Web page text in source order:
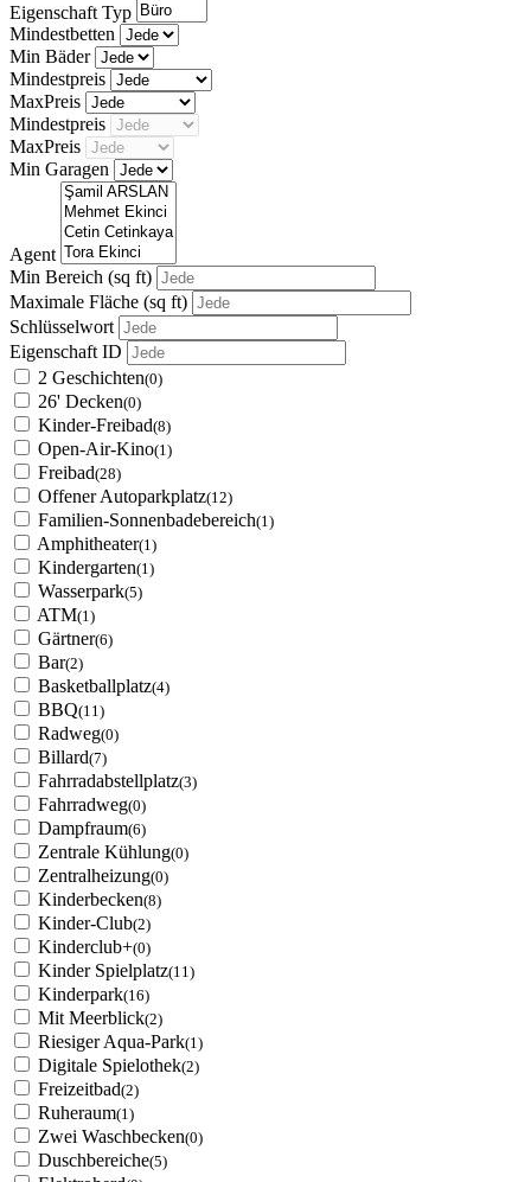
Eigenschaft Typ
Mindestbetten
Min Bäder
Mindestpreis
MaxPreis
Mindestpreis
MaxPreis
Min Garagen
Agent
Min Bereich (sq ft)
Maximale Fläche (sq ft)
Schlüsselwort
Eigenschaft ID
2 Geschichten(0)
26' Decken(0)
Kinder-Freibad(8)
Open-Air-Kino(1)
Freibad(28)
Offener Autoparkplatz(12)
Familien-Sonnenbadebereich(1)
Amphitheater(1)
Kindergarten(1)
Wasserpark(5)
ATM(1)
Gärtner(6)
Bar(2)
Basketballplatz(4)
BBQ(11)
Radweg(0)
Billard(7)
Fahrradabstellplatz(3)
Fahrradweg(0)
Dampfraum(6)
Zentrale Kühlung(0)
Zentralheizung(0)
Kinderbecken(8)
Kinder-Club(2)
Kinderclub+(0)
Kinder Spielplatz(11)
Kinderpark(16)
Mit Meerblick(2)
Riesiger Aqua-Park(1)
Digitale Spielothek(2)
Freizeitbad(2)
Ruheraum(1)
Zwei Waschbecken(0)
Duschbereiche(5)